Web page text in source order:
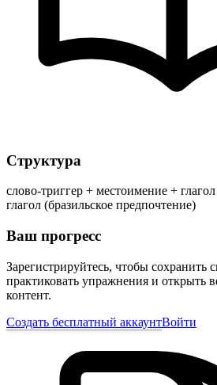
Структура
слово-триггер + местоимение +
глагол (бразильское предпочтение)
Ваш прогресс
Зарегистрируйтесь, чтобы сохранить
практиковать упражнения и открыть
контент.
Создать бесплатный аккаунтВойти